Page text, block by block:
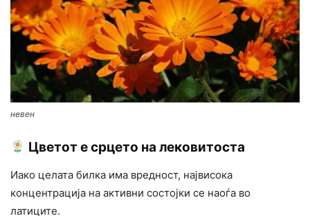
невен
Цветот е срцето на лековитоста
Иако целата билка има вредност, највисока
концентрација на активни состојки се наоѓа во
латиците.